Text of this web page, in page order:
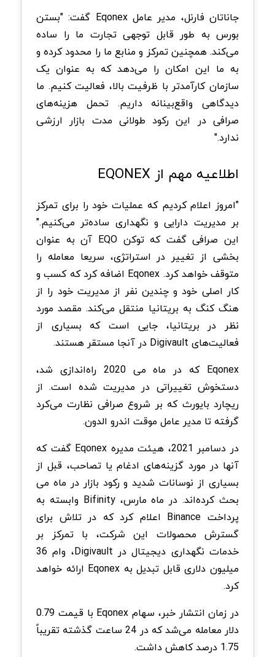
جاناتان فارنل، مدیر عامل Eqonex گفت: "بستن
بورس به طور قابل توجهی تجارت ما را ساده
می‌کند. همچنین تمرکز و منابع ما را محدود کرده و
به ما این امکان را می‌دهد که به عنوان یک
سازمان کارآمدتر با ظرفیت بالا، فعالیت کنیم. ما
دیدگاهی واقع‌بینانه داریم. تحمل هزینه‌های
صرافی در این رکود طولانی مدت بازار ارزشی
ندارد."
اطلاعیه مهم از EQONEX
"امروز اعلام کردیم که عملیات خود را برای تمرکز
بر مدیریت دارایی و نگهداری ساده‌تر می‌کنیم."
این صرافی گفت که توکن EQO آن به عنوان
بخشی از تغییر در استراتژی، سریعا معامله را
متوقف خواهد کرد. Eqonex اضافه کرد که کسب و
کار اصلی خود و چندین نفر از مدیریت خود را از
هنگ کنگ به بریتانیا منتقل می‌کند. مقصد مورد
نظر در بریتانیا، جایی است که بسیاری از
فعالیت‌های Digivault در آنجا مستقر هستند.
Eqonex که در ماه می 2020 راه‌اندازی شد،
دستخوش تغییراتی در مدیریت شده است. از
ریچارد بایورث که بر شروع صرافی نظارت می‌کرد
گرفته تا مدیر عامل موقت اندرو الدون.
در دسامبر 2021، هیئت مدیره Eqonex گفت که
آنها در مورد گزینه‌های ادغام یا تصاحب، قبل از
بسیاری از نوسانات شدید و رکود بازار در ماه می
بحث کرده‌اند. در ماه مارس، Bifinity وابسته به
پرداخت Binance اعلام کرد که در تلاش برای
گسترش محصولات این شرکت، با تمرکز بر
خدمات نگهداری دیجیتال در Digivault، وام 36
میلیون دلاری قابل تبدیل به Eqonex ارائه خواهد
کرد.
در زمان انتشار خبر، سهام Eqonex با قیمت 0.79
دلار معامله می‌شد که در 24 ساعت گذشته تقریباً
1.75 درصد کاهش داشت.